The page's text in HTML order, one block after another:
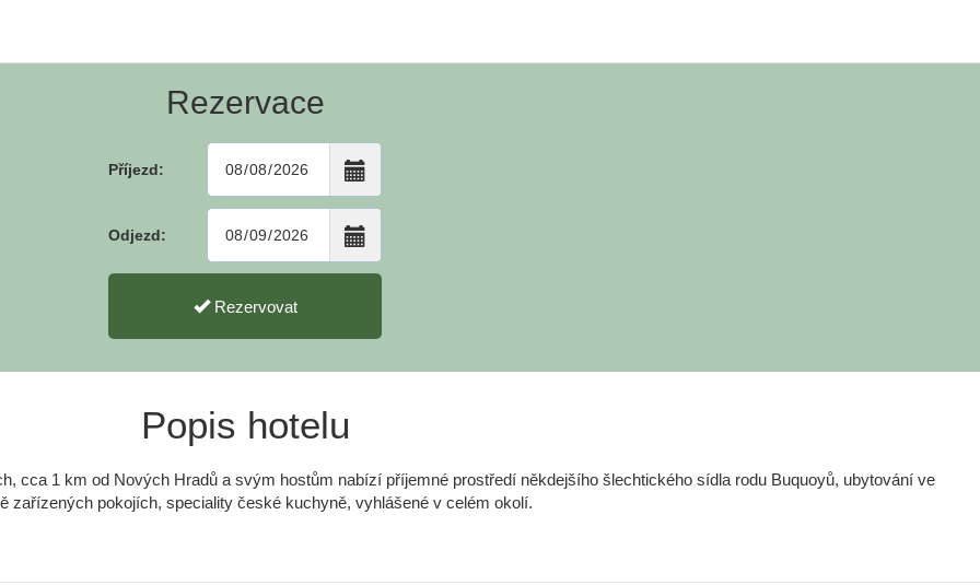
Rezervace
Příjezd:
Odjezd:
Rezervovat
Popis hotelu
cca 1 km od Nových Hradů a svým hostům nabízí příjemné prostředí někdejšího šlechtického sídla rodu Buquoyů, ubytování ve
zařízených pokojích, speciality české kuchyně, vyhlášené v celém okolí.